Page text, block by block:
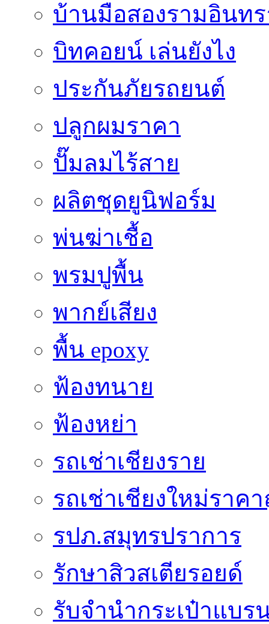
บ้านมือสองรามอินท
บิทคอยน์ เล่นยังไง
ประกันภัยรถยนต์
ปลูกผมราคา
ปั๊มลมไร้สาย
ผลิตชุดยูนิฟอร์ม
พ่นฆ่าเชื้อ
พรมปูพื้น
พากย์เสียง
พื้น epoxy
ฟ้องทนาย
ฟ้องหย่า
รถเช่าเชียงราย
รถเช่าเชียงใหม่ราค
รปภ.สมุทรปราการ
รักษาสิวสเตียรอยด์
รับจำนำกระเป๋าแบร